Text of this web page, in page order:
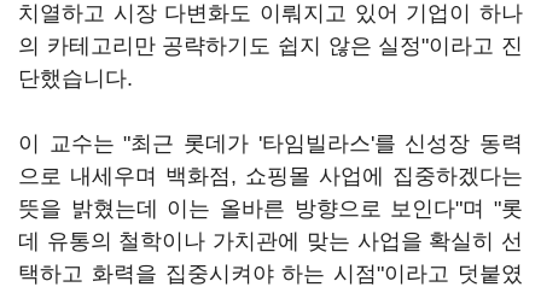
치열하고 시장 다변화도 이뤄지고 있어 기업이 하나
의 카테고리만 공략하기도 쉽지 않은 실정"이라고 진
단했습니다.
이 교수는 "최근 롯데가 '타임빌라스'를 신성장 동력
으로 내세우며 백화점, 쇼핑몰 사업에 집중하겠다는
뜻을 밝혔는데 이는 올바른 방향으로 보인다"며 "롯
데 유통의 철학이나 가치관에 맞는 사업을 확실히 선
택하고 화력을 집중시켜야 하는 시점"이라고 덧붙였